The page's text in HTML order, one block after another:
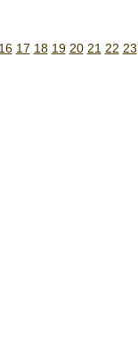
16 17 18 19 20 21 22 23